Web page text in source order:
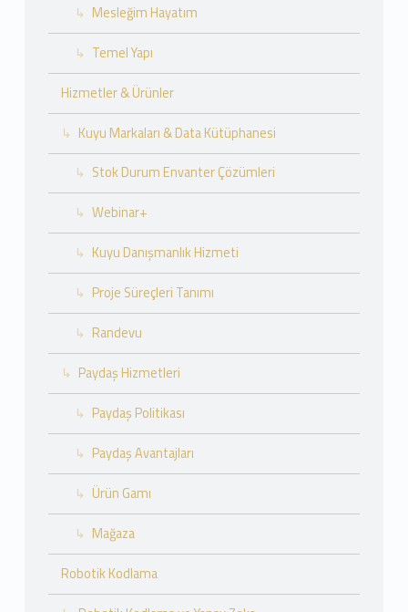
Mesleğim Hayatım
Temel Yapı
Hizmetler & Ürünler
Kuyu Markaları & Data Kütüphanesi
Stok Durum Envanter Çözümleri
Webinar+
Kuyu Danışmanlık Hizmeti
Proje Süreçleri Tanımı
Randevu
Paydaş Hizmetleri
Paydaş Politikası
Paydaş Avantajları
Ürün Gamı
Mağaza
Robotik Kodlama